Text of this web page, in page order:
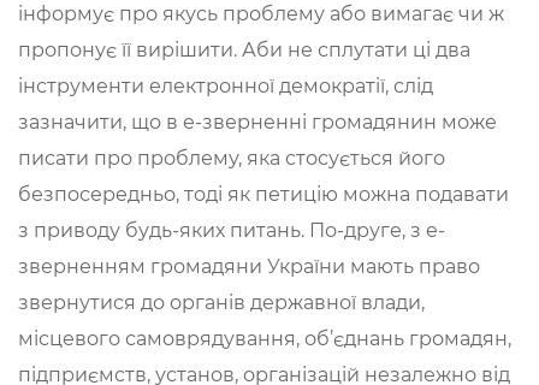
інформує про якусь проблему або вимагає чи ж
пропонує її вирішити. Аби не сплутати ці два
інструменти електронної демократії, слід
зазначити, що в е-зверненні громадянин може
писати про проблему, яка стосується його
безпосередньо, тоді як петицію можна подавати
з приводу будь-яких питань. По-друге, з е-
зверненням громадяни України мають право
звернутися до органів державної влади,
місцевого самоврядування, об’єднань громадян,
підприємств, установ, організацій незалежно від